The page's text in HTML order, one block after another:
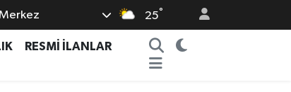
25°
RESMİ İLANLAR